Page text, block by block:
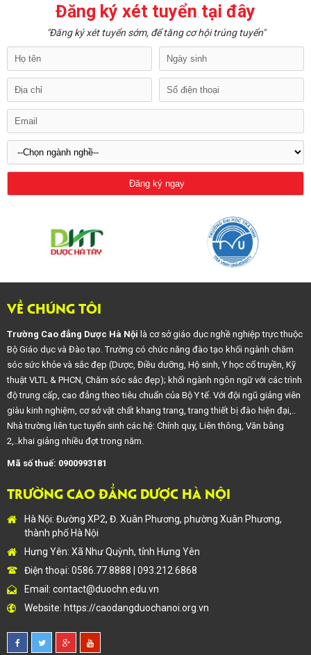
Đăng ký xét tuyển tại đây
"Đăng ký xét tuyển sớm, để tăng cơ hội trúng tuyển"
VỀ CHÚNG TÔI
Trường Cao đẳng Dược Hà Nội là cơ sở giáo dục nghề nghiệp trực thuộc
Bộ Giáo dục và Đào tạo. Trường có chức năng đào tạo khối ngành chăm
sóc sức khỏe và sắc đẹp (Dược, Điều dưỡng, Hộ sinh, Y học cổ truyền, Kỹ
thuật VLTL & PHCN, Chăm sóc sắc đẹp); khối ngành ngôn ngữ với các trình
độ trung cấp, cao đẳng theo tiêu chuẩn của Bộ Y tế. Với đội ngũ giảng viên
giàu kinh nghiệm, cơ sở vật chất khang trang, trang thiết bị đào hiện đại,..
Nhà trường liên tục tuyển sinh các hệ: Chính quy, Liên thông, Văn bằng
2,..khai giảng nhiều đợt trong năm.
Mã số thuế: 0900993181
TRƯỜNG CAO ĐẲNG DƯỢC HÀ NỘI
Hà Nội: Đường XP2, Đ. Xuân Phương, phường Xuân Phương,
thành phố Hà Nội
Hưng Yên: Xã Như Quỳnh, tỉnh Hưng Yên
Điện thoại: 0586.77.8888 | 093.212.6868
Email: contact@duochn.edu.vn
Website: https://caodangduochanoi.org.vn